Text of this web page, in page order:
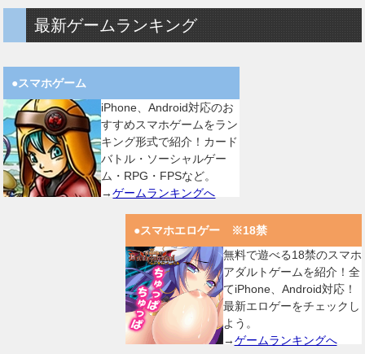
最新ゲームランキング
●スマホゲーム
iPhone、Android対応のお
すすめスマホゲームをラン
キング形式で紹介！カード
バトル・ソーシャルゲー
ム・RPG・FPSなど。
→ゲームランキングへ
●スマホエロゲー ※18禁
無料で遊べる18禁のスマホ
アダルトゲームを紹介！全
てiPhone、Android対応！
最新エロゲーをチェックし
よう。
→ゲームランキングへ